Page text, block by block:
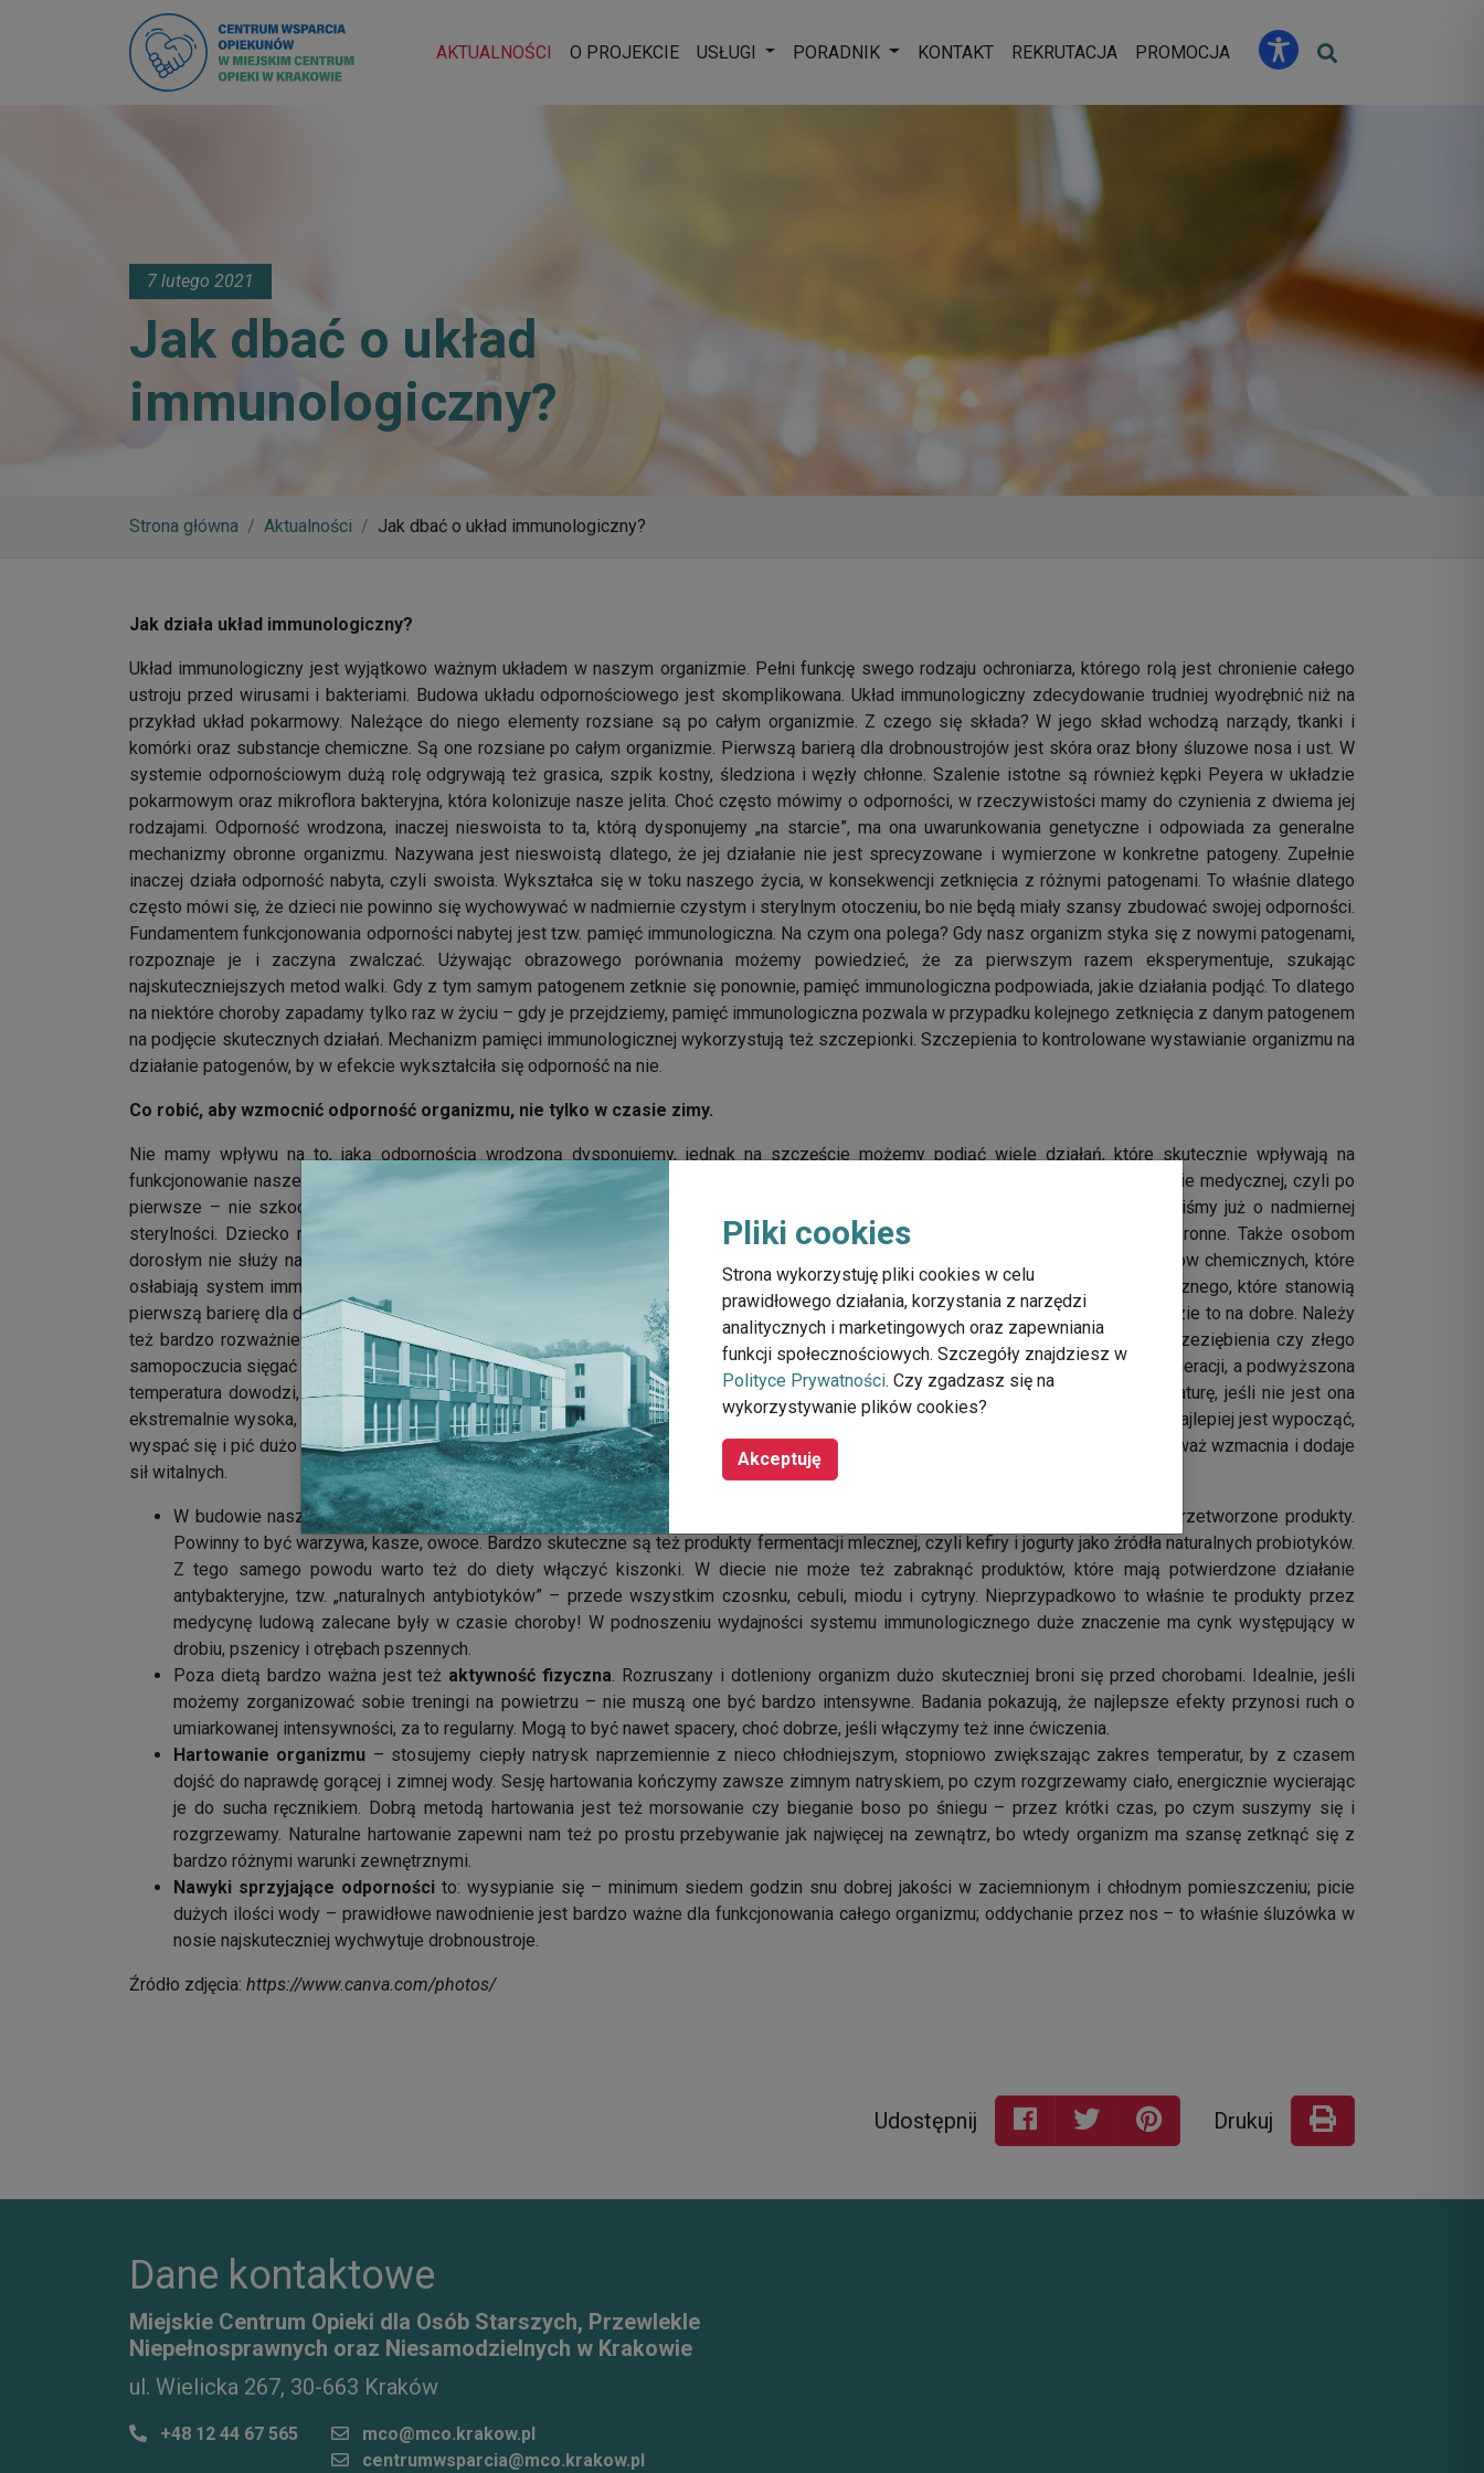
AKTUALNOŚCI O PROJEKCIE USŁUGI Rozwiń menu
PORADNIK Rozwiń menu
KONTAKT REKRUTACJA PROMOCJA
7 lutego 2021
Jak dbać o układ
immunologiczny?
Strona główna Aktualności Jak dbać o układ immunologiczny?
Jak działa układ immunologiczny?
Układ immunologiczny jest wyjątkowo ważnym układem w naszym organizmie. Pełni funkcję swego rodzaju ochroniarza, którego rolą jest chronienie całego
ustroju przed wirusami i bakteriami. Budowa układu odpornościowego jest skomplikowana. Układ immunologiczny zdecydowanie trudniej wyodrębnić niż na
przykład układ pokarmowy. Należące do niego elementy rozsiane są po całym organizmie. Z czego się składa? W jego skład wchodzą narządy, tkanki i
komórki oraz substancje chemiczne. Są one rozsiane po całym organizmie. Pierwszą barierą dla drobnoustrojów jest skóra oraz błony śluzowe nosa i ust. W
systemie odpornościowym dużą rolę odgrywają też grasica, szpik kostny, śledziona i węzły chłonne. Szalenie istotne są również kępki Peyera w układzie
pokarmowym oraz mikroflora bakteryjna, która kolonizuje nasze jelita. Choć często mówimy o odporności, w rzeczywistości mamy do czynienia z dwiema jej
rodzajami. Odporność wrodzona, inaczej nieswoista to ta, którą dysponujemy „na starcie”, ma ona uwarunkowania genetyczne i odpowiada za generalne
mechanizmy obronne organizmu. Nazywana jest nieswoistą dlatego, że jej działanie nie jest sprecyzowane i wymierzone w konkretne patogeny. Zupełnie
inaczej działa odporność nabyta, czyli swoista. Wykształca się w toku naszego życia, w konsekwencji zetknięcia z różnymi patogenami. To właśnie dlatego
często mówi się, że dzieci nie powinno się wychowywać w nadmiernie czystym i sterylnym otoczeniu, bo nie będą miały szansy zbudować swojej odporności.
Fundamentem funkcjonowania odporności nabytej jest tzw. pamięć immunologiczna. Na czym ona polega? Gdy nasz organizm styka się z nowymi patogenami,
rozpoznaje je i zaczyna zwalczać. Używając obrazowego porównania możemy powiedzieć, że za pierwszym razem eksperymentuje, szukając
najskuteczniejszych metod walki. Gdy z tym samym patogenem zetknie się ponownie, pamięć immunologiczna podpowiada, jakie działania podjąć. To dlatego
na niektóre choroby zapadamy tylko raz w życiu – gdy je przejdziemy, pamięć immunologiczna pozwala w przypadku kolejnego zetknięcia z danym patogenem
na podjęcie skutecznych działań. Mechanizm pamięci immunologicznej wykorzystują też szczepionki. Szczepienia to kontrolowane wystawianie organizmu na
działanie patogenów, by w efekcie wykształciła się odporność na nie.
Co robić, aby wzmocnić odporność organizmu, nie tylko w czasie zimy.
Nie mamy wpływu na to, jaką odpornością wrodzoną dysponujemy, jednak na szczęście możemy podjąć wiele działań, które skutecznie wpływają na
funkcjonowanie naszego układu immunologicznego, które są od nas zależne. Przede wszystkim musimy pamiętać o naczelnej zasadzie medycznej, czyli po
pierwsze – nie szkodzić. Czego powinniśmy unikać, by nie pogarszać funkcjonowania układu odpornościowego? Wyżej wspomnieliśmy już o nadmiernej
sterylności. Dziecko musi mieć szansę stykania się ze światem w całej jego różnorodności, by wykształcić sobie mechanizmy obronne. Także osobom
dorosłym nie służy nadmiernie sterylne otoczenie, szczególnie że efekt czystości często uzyskiwany jest przy użyciu silnych środków chemicznych, które
osłabiają system immunologiczny. Działają one drażniąco na skórę oraz śluzówkę nosa i ust, a więc te elementy układu immunologicznego, które stanowią
pierwszą barierę dla drobnoustrojów. Dlatego lepiej ograniczyć chemikalia w najbliższym otoczeniu – środowisku naturalnemu też wyjdzie to na dobre. Należy
też bardzo rozważnie stosować różnego typu medykamenty. Reklamy zachęcają nas do tego, żeby już przy pierwszych objawach przeziębienia czy złego
samopoczucia sięgać po farmaceutyki leczące objawowo. Tymczasem złe samopoczucie to sygnał, że nasz organizm potrzebuje regeneracji, a podwyższona
temperatura dowodzi, że system immunologiczny działa i zwalcza procesy chorobotwórcze. Podawanie leków obniżających temperaturę, jeśli nie jest ona
ekstremalnie wysoka, przeszkadza w prawidłowym działaniu mechanizmów obronnych. W razie objawów przeziębienia zdecydowanie najlepiej jest wypocząć,
wyspać się i pić dużo wody, pozwalając układowi odpornościowemu na działanie. Dobrym sposobem na przeziębienie jest rosół, ponieważ wzmacnia i dodaje
sił witalnych.
W budowie naszej odporności bardzo dużą rolę pełni dobrze zbilansowana
. Idealnie, by przeważały w niej naturalne, nieprzetworzone produkty.
Powinny to być warzywa, kasze, owoce. Bardzo skuteczne są też produkty fermentacji mlecznej, czyli kefiry i jogurty jako źródła naturalnych probiotyków.
Z tego samego powodu warto też do diety włączyć kiszonki. W diecie nie może też zabraknąć produktów, które mają potwierdzone działanie
antybakteryjne, tzw. „naturalnych antybiotyków” – przede wszystkim czosnku, cebuli, miodu i cytryny. Nieprzypadkowo to właśnie te produkty przez
medycynę ludową zalecane były w czasie choroby! W podnoszeniu wydajności systemu immunologicznego duże znaczenie ma cynk występujący w
drobiu, pszenicy i otrębach pszennych.
Poza dietą bardzo ważna jest też aktywność fizyczna. Rozruszany i dotleniony organizm dużo skuteczniej broni się przed chorobami. Idealnie, jeśli
możemy zorganizować sobie treningi na powietrzu – nie muszą one być bardzo intensywne. Badania pokazują, że najlepsze efekty przynosi ruch o
umiarkowanej intensywności, za to regularny. Mogą to być nawet spacery, choć dobrze, jeśli włączymy też inne ćwiczenia.
Hartowanie organizmu – stosujemy ciepły natrysk naprzemiennie z nieco chłodniejszym, stopniowo zwiększając zakres temperatur, by z czasem
dojść do naprawdę gorącej i zimnej wody. Sesję hartowania kończymy zawsze zimnym natryskiem, po czym rozgrzewamy ciało, energicznie wycierając
je do sucha ręcznikiem. Dobrą metodą hartowania jest też morsowanie czy bieganie boso po śniegu – przez krótki czas, po czym suszymy się i
rozgrzewamy. Naturalne hartowanie zapewni nam też po prostu przebywanie jak najwięcej na zewnątrz, bo wtedy organizm ma szansę zetknąć się z
bardzo różnymi warunki zewnętrznymi.
Nawyki sprzyjające odporności to: wysypianie się – minimum siedem godzin snu dobrej jakości w zaciemnionym i chłodnym pomieszczeniu; picie
dużych ilości wody – prawidłowe nawodnienie jest bardzo ważne dla funkcjonowania całego organizmu; oddychanie przez nos – to właśnie śluzówka w
nosie najskuteczniej wychwytuje drobnoustroje.
Źródło zdjęcia: https://www.canva.com/photos/
Udostępnij Drukuj
Pliki cookies
Strona wykorzystuję pliki cookies w celu
prawidłowego działania, korzystania z narzędzi
analitycznych i marketingowych oraz zapewniania
funkcji społecznościowych. Szczegóły znajdziesz w
Polityce Prywatności. Czy zgadzasz się na
wykorzystywanie plików cookies?
Akceptuję
Dane kontaktowe
Miejskie Centrum Opieki dla Osób Starszych, Przewlekle
Niepełnosprawnych oraz Niesamodzielnych w Krakowie
ul. Wielicka 267, 30-663 Kraków
+48 12 44 67 565
mco@mco.krakow.pl
centrumwsparcia@mco.krakow.pl